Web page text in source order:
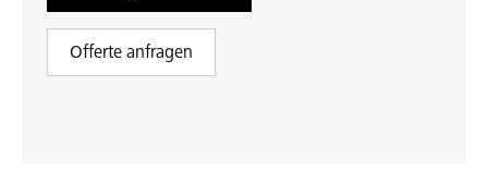
Offerte anfragen